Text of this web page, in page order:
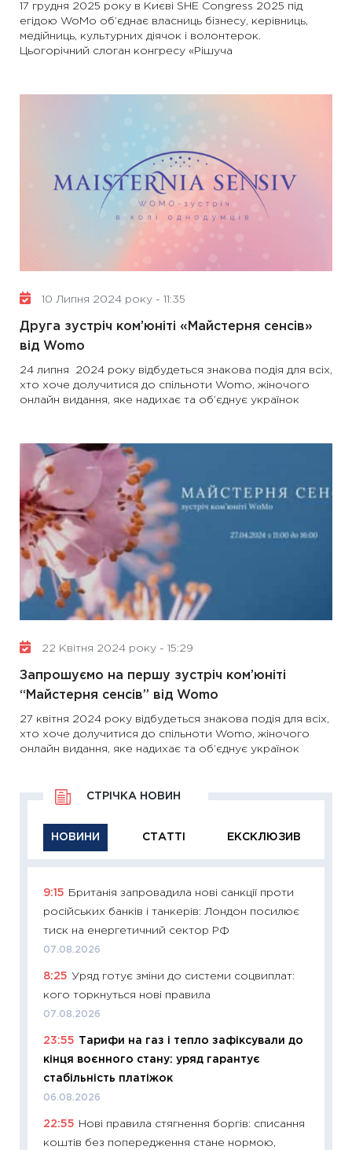
17 грудня 2025 року в Києві SHE Congress 2025 під
егідою WoMo об’єднає власниць бізнесу, керівниць,
медійниць, культурних діячок і волонтерок.
Цьогорічний слоган конгресу «Рішуча
10 Липня 2024 року - 11:35
Друга зустріч ком’юніті «Майстерня сенсів»
від Womo
24 липня 2024 року відбудеться знакова подія для всіх,
хто хоче долучитися до спільноти Womo, жіночого
онлайн видання, яке надихає та об’єднує українок
22 Квітня 2024 року - 15:29
Запрошуємо на першу зустріч ком’юніті
“Майстерня сенсів” від Womo
27 квітня 2024 року відбудеться знакова подія для всіх,
хто хоче долучитися до спільноти Womo, жіночого
онлайн видання, яке надихає та об’єднує українок
НОВИНИ СТАТТІ ЕКСКЛЮЗИВ
СТРІЧКА НОВИН
9:15
Британія запровадила нові санкції проти
російських банків і танкерів: Лондон посилює
тиск на енергетичний сектор РФ
07.08.2026
8:25 Уряд готує зміни до системи соцвиплат:
кого торкнуться нові правила
07.08.2026
23:55 Тарифи на газ і тепло зафіксували до
кінця воєнного стану: уряд гарантує
стабільність платіжок
06.08.2026
22:55
Нові правила стягнення боргів: списання
коштів без попередження стане нормою,